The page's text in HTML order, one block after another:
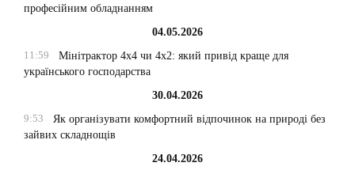
професійним обладнанням
04.05.2026
11:59
Мінітрактор 4х4 чи 4х2: який привід краще для
українського господарства
30.04.2026
9:53
Як організувати комфортний відпочинок на природі без
зайвих складнощів
24.04.2026